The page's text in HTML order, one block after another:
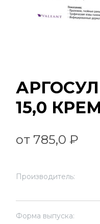
15,0 КРЕМ
от 785,0 ₽
Производитель:
Форма выпуска: